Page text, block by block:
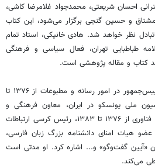
احسان شریعتی، محمدجواد غلامرضا کاشی،
و حسین گنجی برگزار می‌شود، این کتاب
نظر خواهد شد. هادی خانیکی، استاد تمام
طباطبایی تهران، فعال سیاسی و فرهنگی
کتاب و مقاله‌ پژوهشی است.
از سوابق او می‌توان به مشاور رییس‌جمهور در امور رسانه و مطبوعات از ۱۳۷۶ تا
ملی یونسکو در ایران، معاون فرهنگی و
اجتماعی وزارت علوم، تحقیقات و فناوری از ۱۳۷۶ تا ۱۳۸۳، رئیس کرسی ارتباطات
عضو هیات امنای دانشنامه بزرگ زبان فارسی،
«آیین گفت‌وگو» و... اشاره کرد. او مدتی است
می‌کند.